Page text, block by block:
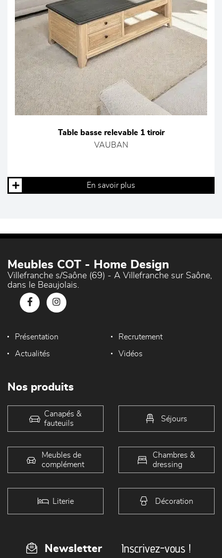
Table basse relevable 1 tiroir
VAUBAN
En savoir plus
Meubles COT - Home Design
Villefranche s/Saône (69) - A Villefranche sur Saône,
dans le Beaujolais.
Présentation Recrutement
Actualités Vidéos
Nos produits
Canapés &
fauteuils
Séjours
Meubles de
complément
Chambres &
dressing
Literie Décoration
Newsletter Inscrivez-vous !